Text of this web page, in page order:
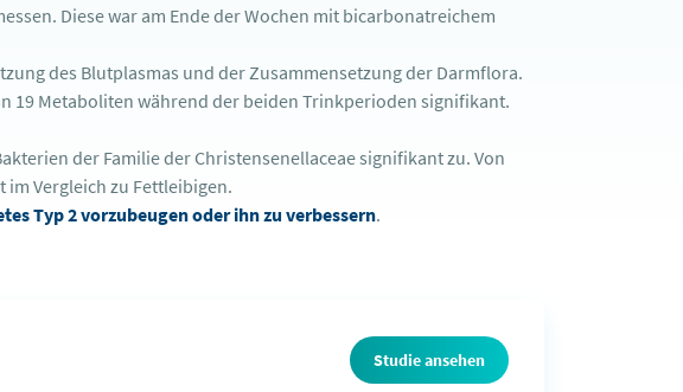
Diese war am Ende der Wochen mit bicarbonatreichem
des Blutplasmas und der Zusammensetzung der Darmflora.
19 Metaboliten während der beiden Trinkperioden signifikant.
der Familie der Christensenellaceae signifikant zu. Von
Vergleich zu Fettleibigen.
Typ 2 vorzubeugen oder ihn zu verbessern.
Studie ansehen